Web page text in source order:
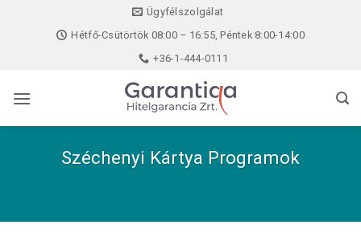
Ügyfélszolgálat
Hétfő-Csütörtök 08:00 – 16:55, Péntek 8:00-14:00
+36-1-444-0111
Széchenyi Kártya Programok